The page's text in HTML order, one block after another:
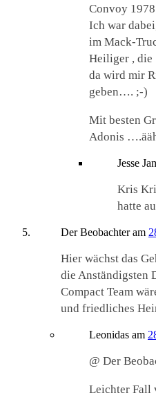
Convoy
Ich war
im Mack-
Heiliger , die
da wird mir
geben…. ;-)
Mit besten
Adonis
Jesse
Kris
hatte
Der Beobachteram
Hier wächst das
die Anständigsten
Compact Team
und friedliches
Leonidas am
@ Der
Leichter Fall